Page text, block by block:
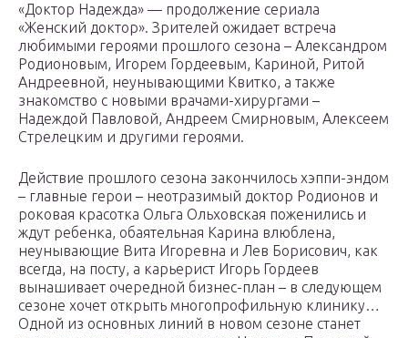
«Доктор Надежда» — продолжение сериала
«Женский доктор». Зрителей ожидает встреча
любимыми героями прошлого сезона – Александром
Родионовым, Игорем Гордеевым, Кариной, Ритой
Андреевной, неунывающими Квитко, а также
знакомство с новыми врачами-хирургами –
Надеждой Павловой, Андреем Смирновым, Алексеем
Стрелецким и другими героями.
Действие прошлого сезона закончилось хэппи-эндом
– главные герои – неотразимый доктор Родионов и
роковая красотка Ольга Ольховская поженились и
ждут ребенка, обаятельная Карина влюблена,
неунывающие Вита Игоревна и Лев Борисович, как
всегда, на посту, а карьерист Игорь Гордеев
вынашивает очередной бизнес-план – в следующем
сезоне хочет открыть многопрофильную клинику…
Одной из основных линий в новом сезоне станет